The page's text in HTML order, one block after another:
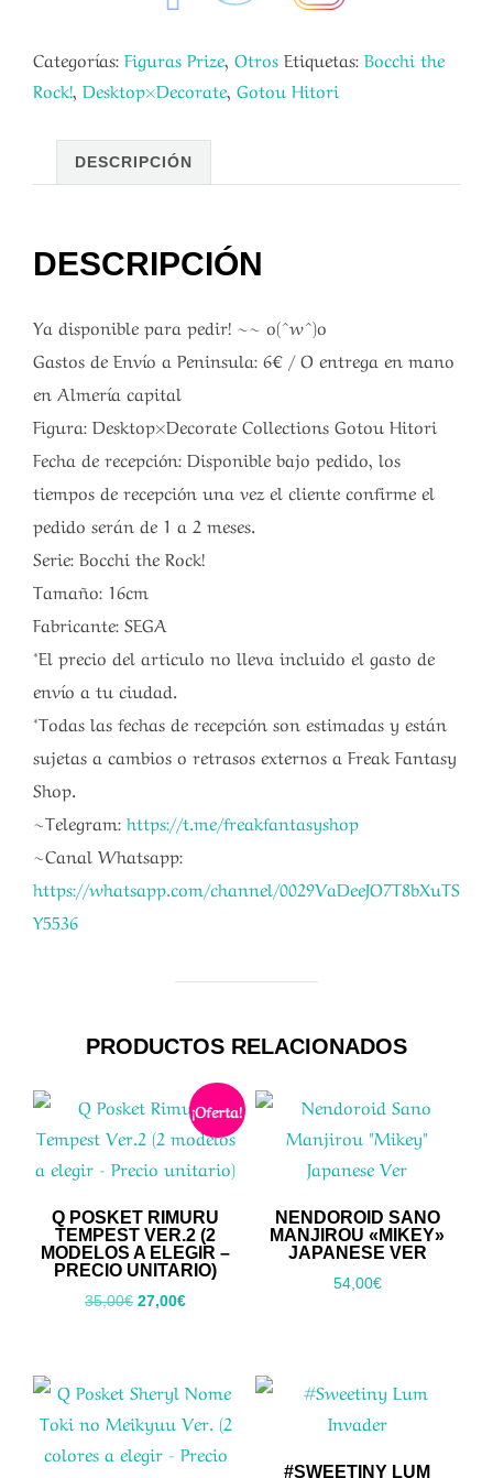
Categorías: Figuras Prize, Otros Etiquetas: Bocchi the
Rock!, Desktop×Decorate, Gotou Hitori
DESCRIPCIÓN
DESCRIPCIÓN
Ya disponible para pedir! ~~ o(^w^)o
Gastos de Envío a Peninsula: 6€ / O entrega en mano
en Almería capital
Figura: Desktop×Decorate Collections Gotou Hitori
Fecha de recepción: Disponible bajo pedido, los
tiempos de recepción una vez el cliente confirme el
pedido serán de 1 a 2 meses.
Serie: Bocchi the Rock!
Tamaño: 16cm
Fabricante: SEGA
*El precio del articulo no lleva incluido el gasto de
envío a tu ciudad.
*Todas las fechas de recepción son estimadas y están
sujetas a cambios o retrasos externos a Freak Fantasy
Shop.
~Telegram: https://t.me/freakfantasyshop
~Canal Whatsapp:
https://whatsapp.com/channel/0029VaDeeJO7T8bXuTS
Y5536
PRODUCTOS RELACIONADOS
¡Oferta!
Q POSKET RIMURU
TEMPEST VER.2 (2
MODELOS A ELEGIR –
PRECIO UNITARIO)
35,00€ El
35,00€.
27,00€El
27,00€.
NENDOROID SANO
MANJIROU «MIKEY»
JAPANESE VER
54,00€
#SWEETINY LUM